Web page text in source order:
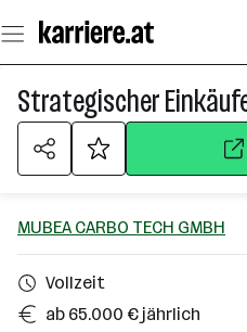
Seiteninhalt
springen
MUBEA CARBO TECH GMBH
Vollzeit
ab 65.000 € jährlich